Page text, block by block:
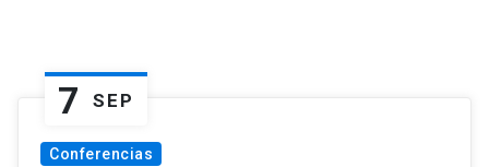
7 SEP
Conferencias